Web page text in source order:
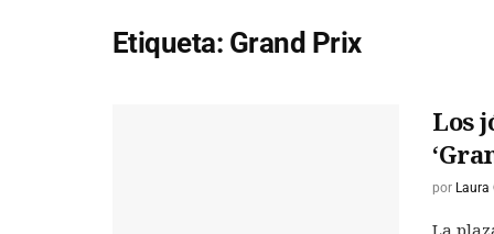
Etiqueta: Grand Prix
Los
por Laura
La